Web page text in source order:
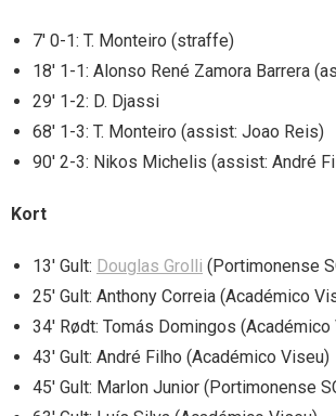
7′ 0-1: T. Monteiro (straffe)
18′ 1-1: Alonso René Zamora Barrera
29′ 1-2: D. Djassi
68′ 1-3: T. Monteiro (assist: Joao Reis)
90′ 2-3: Nikos Michelis (assist: André
Kort
13′ Gult: Douglas Grolli (Portimonense
25′ Gult: Anthony Correia (Académico
34′ Rødt: Tomás Domingos
43′ Gult: André Filho (Académico Viseu)
45′ Gult: Marlon Junior (Portimonense